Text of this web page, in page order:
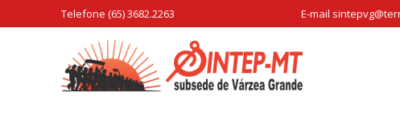
Telefone (65) 3682.2263 E-mail